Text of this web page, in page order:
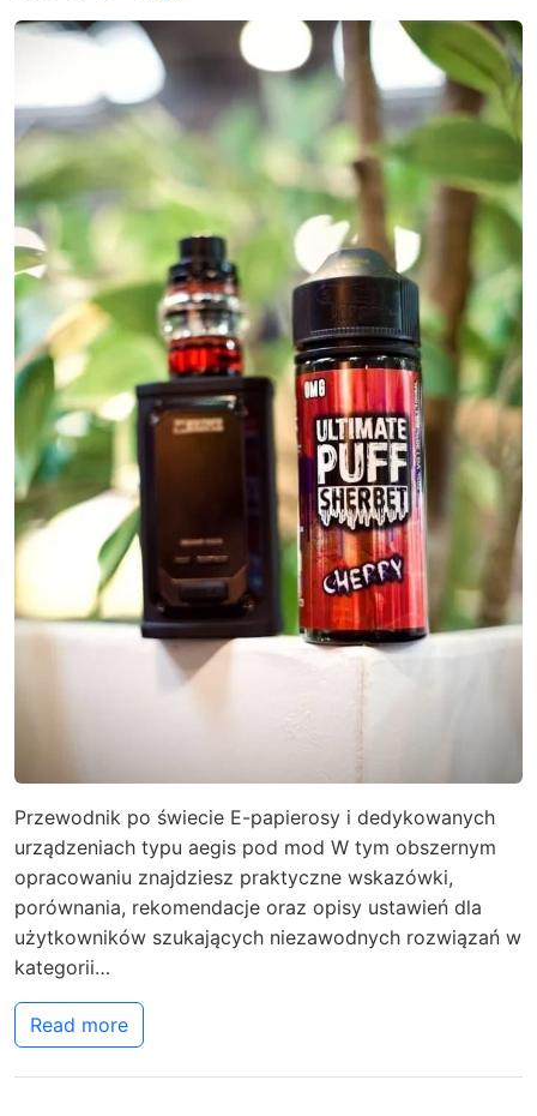
Przewodnik po świecie E-papierosy i dedykowanych
urządzeniach typu aegis pod mod W tym obszernym
opracowaniu znajdziesz praktyczne wskazówki,
porównania, rekomendacje oraz opisy ustawień dla
użytkowników szukających niezawodnych rozwiązań w
kategorii…
Read more